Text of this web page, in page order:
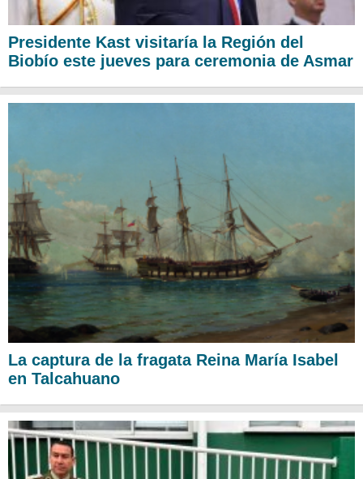
Presidente Kast visitaría la Región del
Biobío este jueves para ceremonia de Asmar
La captura de la fragata Reina María Isabel
en Talcahuano